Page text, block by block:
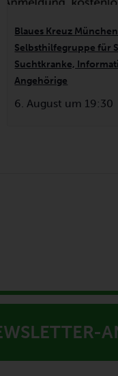
Blaues Kreuz
Selbsthilfegruppe für
Suchtkranke,
Angehörige
6. August um 19:30